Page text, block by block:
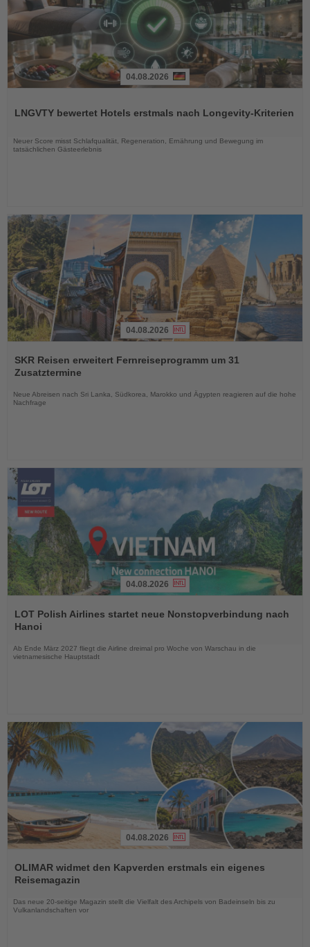
die
04.08.2026
LNGVTY bewertet Hotels erstmals nach Longevity-Kriterien
Neuer Score misst Schlafqualität, Regeneration, Ernährung und Bewegung im
tatsächlichen Gästeerlebnis
Sie
die
04.08.2026
SKR Reisen erweitert Fernreiseprogramm um 31
Zusatztermine
Neue Abreisen nach Sri Lanka, Südkorea, Marokko und Ägypten reagieren auf die hohe
Nachfrage
Sie
die
04.08.2026
LOT Polish Airlines startet neue Nonstopverbindung nach
Hanoi
Ab Ende März 2027 fliegt die Airline dreimal pro Woche von Warschau in die
vietnamesische Hauptstadt
Sie
die
Nachrichten
04.08.2026
OLIMAR widmet den Kapverden erstmals ein eigenes
Reisemagazin
Das neue 20-seitige Magazin stellt die Vielfalt des Archipels von Badeinseln bis zu
Vulkanlandschaften vor